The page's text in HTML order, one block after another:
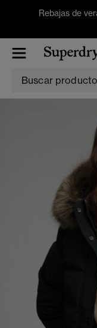
Rebajas de